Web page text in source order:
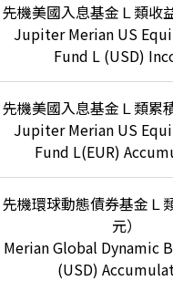
先機美國入息基金Ｌ類收
Jupiter Merian US
Fund L (USD)
先機美國入息基金Ｌ類累
Jupiter Merian US
Fund L(EUR)
先機環球動態債券基金Ｌ
元）
Merian Global Dynamic
(USD)